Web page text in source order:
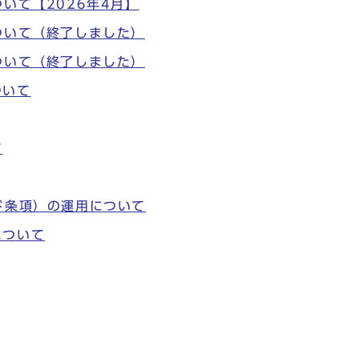
いて【2026年4月】
て（終了しました）
て（終了しました）
て
項）の運用について
いて